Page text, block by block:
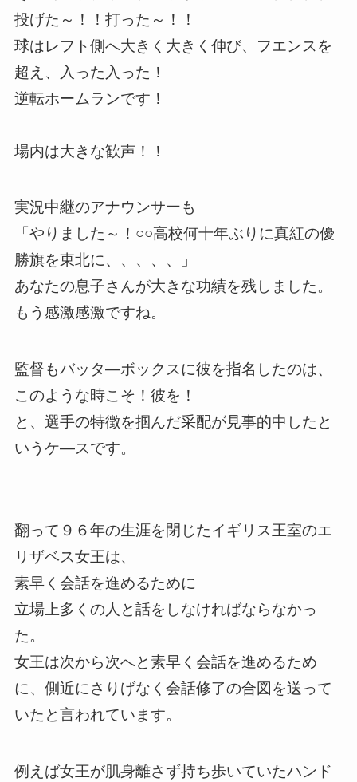
投げた～！！打った～！！
球はレフト側へ大きく大きく伸び、フエンスを
超え、入った入った！
逆転ホームランです！
場内は大きな歓声！！
実況中継のアナウンサーも
「やりました～！○○高校何十年ぶりに真紅の優
勝旗を東北に、、、、、」
あなたの息子さんが大きな功績を残しました。
もう感激感激ですね。
監督もバッタ―ボックスに彼を指名したのは、
このような時こそ！彼を！
と、選手の特徴を掴んだ采配が見事的中したと
いうケ―スです。
翻って９６年の生涯を閉じたイギリス王室のエ
リザベス女王は、
素早く会話を進めるために
立場上多くの人と話をしなければならなかっ
た。
女王は次から次へと素早く会話を進めるため
に、側近にさりげなく会話修了の合図を送って
いたと言われています。
例えば女王が肌身離さず持ち歩いていたハンド